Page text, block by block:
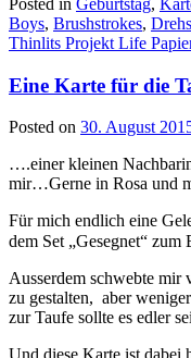
Boys, Brushstrokes,
Thinlits Projekt Life
Eine Karte für die
Posted on 30. August
….einer kleinen
mir…Gerne in Rosa und
Für mich endlich eine
dem Set „Gesegnet“
Ausserdem schwebte mir
zu gestalten, aber
zur Taufe sollte es edler